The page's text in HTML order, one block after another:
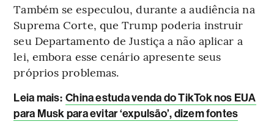
Também se especulou, durante a audiência na
Suprema Corte, que Trump poderia instruir
seu Departamento de Justiça a não aplicar a
lei, embora esse cenário apresente seus
próprios problemas.
Leia mais: China estuda venda do TikTok nos EUA
para Musk para evitar ‘expulsão’, dizem fontes